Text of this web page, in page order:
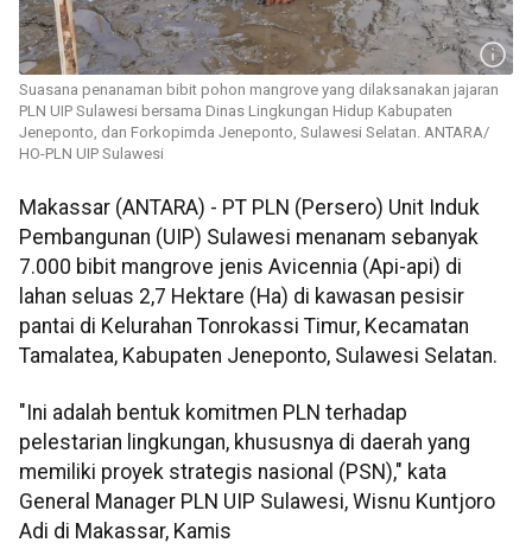
Suasana penanaman bibit pohon mangrove yang dilaksanakan jajaran
PLN UIP Sulawesi bersama Dinas Lingkungan Hidup Kabupaten
Jeneponto, dan Forkopimda Jeneponto, Sulawesi Selatan. ANTARA/
HO-PLN UIP Sulawesi
Makassar (ANTARA) - PT PLN (Persero) Unit Induk
Pembangunan (UIP) Sulawesi menanam sebanyak
7.000 bibit mangrove jenis Avicennia (Api-api) di
lahan seluas 2,7 Hektare (Ha) di kawasan pesisir
pantai di Kelurahan Tonrokassi Timur, Kecamatan
Tamalatea, Kabupaten Jeneponto, Sulawesi Selatan.
"Ini adalah bentuk komitmen PLN terhadap
pelestarian lingkungan, khususnya di daerah yang
memiliki proyek strategis nasional (PSN)," kata
General Manager PLN UIP Sulawesi, Wisnu Kuntjoro
Adi di Makassar, Kamis